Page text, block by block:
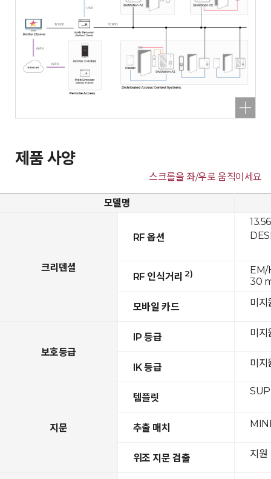
제품 사양
스크롤을 좌/우로 움직이세요
모델명
크리덴셜
RF 옵션
RF 인식거리 2)
모바일 카드
보호등급
IP 등급
IK 등급
지문
템플릿
추출 매치
위조 지문 검출
EM/
30
미지
미지
미지
지원